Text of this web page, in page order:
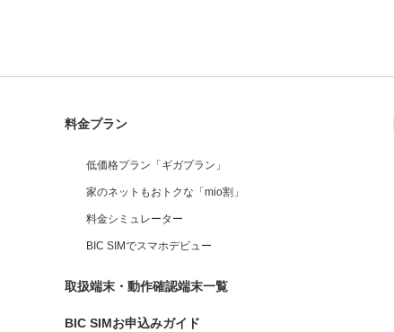
料金プラン
低価格プラン「ギガプラン」
家のネットもおトクな「mio割」
料金シミュレーター
BIC SIMでスマホデビュー
取扱端末・動作確認端末一覧
BIC SIMお申込みガイド